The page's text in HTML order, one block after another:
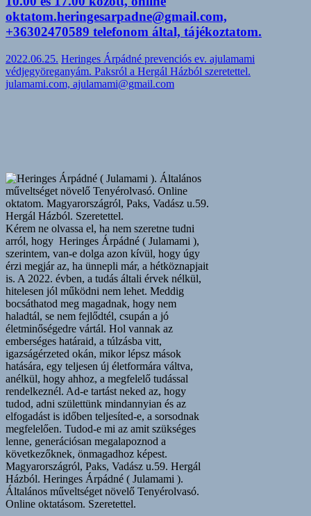
oktatom.heringesarpadne@gmail.com,
+36302470589 telefonom által, tájékoztatom.
2022.06.25. Heringes Árpádné prevenciós ev. ajulamami
védjegyöreganyám. Paksról a Hergál Házból szeretettel.
julamami.com, ajulamami@gmail.com
Kérem ne olvassa el, ha nem szeretne tudni
arról, hogy Heringes Árpádné ( Julamami ),
szerintem, van-e dolga azon kívül, hogy úgy
érzi megjár az, ha ünnepli már, a hétköznapjait
is. A 2022. évben, a tudás általi érvek nélkül,
hitelesen jól működni nem lehet. Meddig
bocsáthatod meg magadnak, hogy nem
haladtál, se nem fejlődtél, csupán a jó
életminőségedre vártál. Hol vannak az
emberséges határaid, a túlzásba vitt,
igazságérzeted okán, mikor lépsz mások
hatására, egy teljesen új életformára váltva,
anélkül, hogy ahhoz, a megfelelő tudással
rendelkeznél. Ad-e tartást neked az, hogy
tudod, adni születtünk mindannyian és az
elfogadást is időben teljesíted-e, a sorsodnak
megfelelően. Tudod-e mi az amit szükséges
lenne, generációsan megalapoznod a
következőknek, önmagadhoz képest.
Magyarországról, Paks, Vadász u.59. Hergál
Házból. Heringes Árpádné ( Julamami ).
Általános műveltséget növelő Tenyérolvasó.
Online oktatásom. Szeretettel.